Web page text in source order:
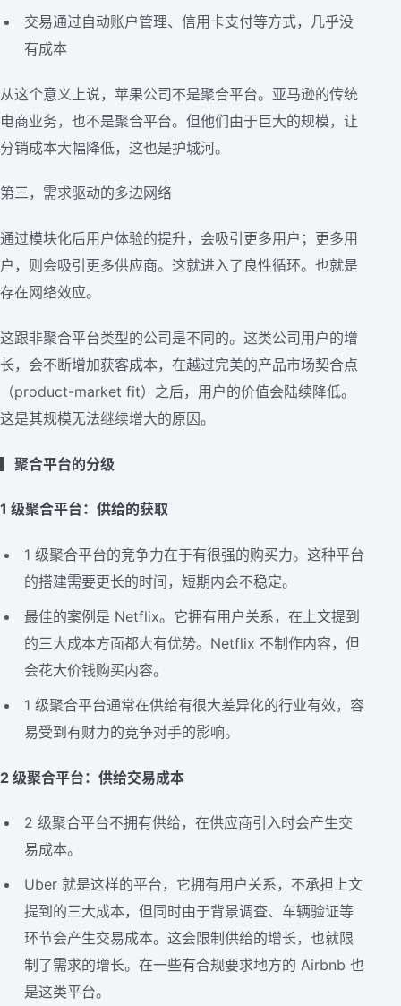
交易通过自动账户管理、信用卡支付等方式，几乎没
有成本
从这个意义上说，苹果公司不是聚合平台。亚马逊的传统
电商业务，也不是聚合平台。但他们由于巨大的规模，让
分销成本大幅降低，这也是护城河。
第三，需求驱动的多边网络
通过模块化后用户体验的提升，会吸引更多用户；更多用
户，则会吸引更多供应商。这就进入了良性循环。也就是
存在网络效应。
这跟非聚合平台类型的公司是不同的。这类公司用户的增
长，会不断增加获客成本，在越过完美的产品市场契合点
（product-market fit）之后，用户的价值会陆续降低。
这是其规模无法继续增大的原因。
▎聚合平台的分级
1 级聚合平台：供给的获取
1 级聚合平台的竞争力在于有很强的购买力。这种平台
的搭建需要更长的时间，短期内会不稳定。
最佳的案例是 Netflix。它拥有用户关系，在上文提到
的三大成本方面都大有优势。Netflix 不制作内容，但
会花大价钱购买内容。
1 级聚合平台通常在供给有很大差异化的行业有效，容
易受到有财力的竞争对手的影响。
2 级聚合平台：供给交易成本
2 级聚合平台不拥有供给，在供应商引入时会产生交
易成本。
Uber 就是这样的平台，它拥有用户关系，不承担上文
提到的三大成本，但同时由于背景调查、车辆验证等
环节会产生交易成本。这会限制供给的增长，也就限
制了需求的增长。在一些有合规要求地方的 Airbnb 也
是这类平台。